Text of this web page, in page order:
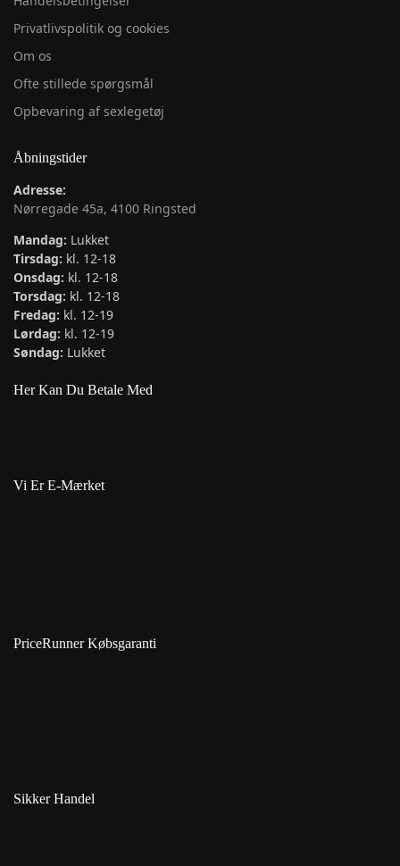
Privatlivspolitik og cookies
Om os
Ofte stillede spørgsmål
Opbevaring af sexlegetøj
Åbningstider
Adresse:
Nørregade 45a, 4100 Ringsted
Mandag: Lukket
Tirsdag: kl. 12-18
Onsdag: kl. 12-18
Torsdag: kl. 12-18
Fredag: kl. 12-19
Lørdag: kl. 12-19
Søndag: Lukket
Her Kan Du Betale Med
Vi Er E-Mærket
PriceRunner Købsgaranti
Sikker Handel